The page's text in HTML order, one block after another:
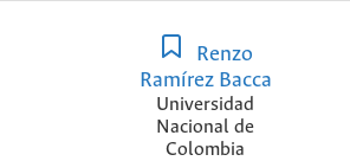
Renzo
Ramírez Bacca
Universidad
Nacional de
Colombia